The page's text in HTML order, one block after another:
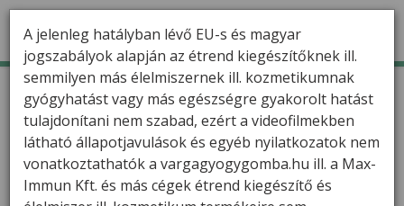
TERMÉKEK
HÍREK
VARGA GÁBOR
FILMEK
Kezdőlap
Varga Gábor szakcikkei
A koleszterinszintet csökkentő gyógyszerek (statinok)
megnövelik a cukorbetegség kockázatát
A koleszterinszintet
csökkentő gyógyszerek
(statinok) megnövelik a
A jelenleg hatályban lévő EU-s és magyar
jogszabályok alapján az étrend kiegészítőknek ill.
semmilyen más élelmiszernek ill. kozmetikumnak
gyógyhatást vagy más egészségre gyakorolt hatást
tulajdonítani nem szabad, ezért a videofilmekben
látható állapotjavulások és egyéb nyilatkozatok nem
vonatkoztathatók a vargagyogygomba.hu ill. a Max-
Immun Kft. és más cégek étrend kiegészítő és